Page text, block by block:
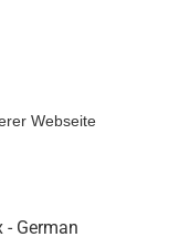
Webseite
German